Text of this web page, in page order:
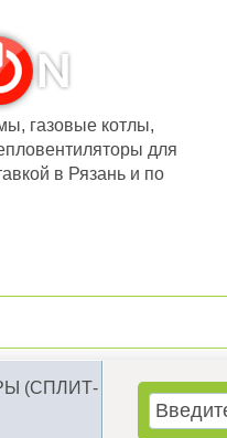
газовые котлы,
для
в Рязань и по
(СПЛИТ-